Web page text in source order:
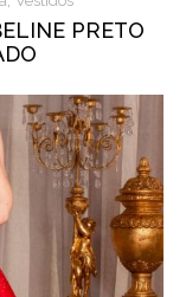
PRETO